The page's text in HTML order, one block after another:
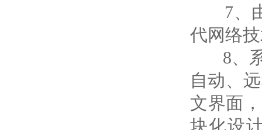
7、由
代网络
8、系
自动、
文界面
块化设